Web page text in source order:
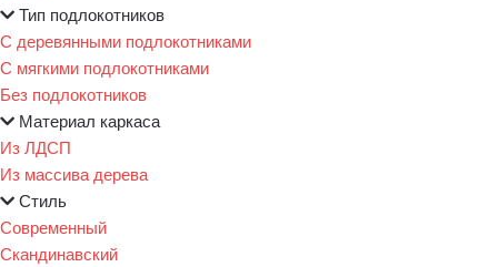
Тип подлокотников
С деревянными подлокотниками
С мягкими подлокотниками
Без подлокотников
Материал каркаса
Из ЛДСП
Из массива дерева
Стиль
Современный
Скандинавский